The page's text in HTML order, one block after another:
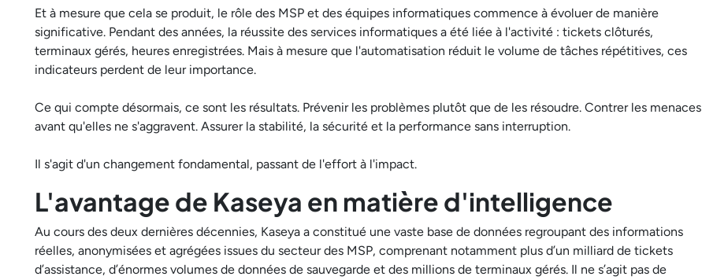
Et à mesure que cela se produit, le rôle des MSP et des équipes informatiques commence à évoluer de manière
significative. Pendant des années, la réussite des services informatiques a été liée à l'activité : tickets clôturés,
terminaux gérés, heures enregistrées. Mais à mesure que l'automatisation réduit le volume de tâches répétitives, ces
indicateurs perdent de leur importance.
Ce qui compte désormais, ce sont les résultats. Prévenir les problèmes plutôt que de les résoudre. Contrer les menaces
avant qu'elles ne s'aggravent. Assurer la stabilité, la sécurité et la performance sans interruption.
Il s'agit d'un changement fondamental, passant de l'effort à l'impact.
L'avantage de Kaseya en matière d'intelligence
Au cours des deux dernières décennies, Kaseya a constitué une vaste base de données regroupant des informations
réelles, anonymisées et agrégées issues du secteur des MSP, comprenant notamment plus d’un milliard de tickets
d’assistance, d’énormes volumes de données de sauvegarde et des millions de terminaux gérés. Il ne s’agit pas de